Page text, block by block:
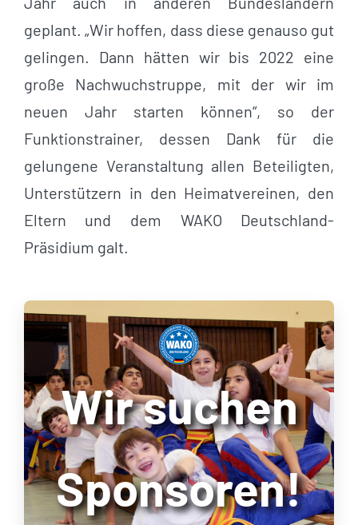
geplant. „Wir hoffen, dass diese genauso gut
gelingen. Dann hätten wir bis 2022 eine
große Nachwuchstruppe, mit der wir im
neuen Jahr starten können“, so der
Funktionstrainer, dessen Dank für die
gelungene Veranstaltung allen Beteiligten,
Unterstützern in den Heimatvereinen, den
Eltern und dem WAKO Deutschland-
Präsidium galt.
Wir suchen
Sponsoren!